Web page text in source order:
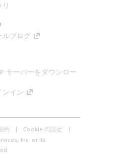
ルブログ
サーバーをダウンロー
ンイン
約
Cookie の設定
Inc. or its